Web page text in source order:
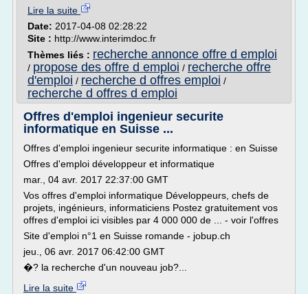
Lire la suite
Date: 2017-04-08 02:28:22
Site : http://www.interimdoc.fr
Thèmes liés : recherche annonce offre d emploi
/ propose des offre d emploi / recherche offre
d'emploi / recherche d offres emploi /
recherche d offres d emploi
Offres d'emploi ingenieur securite
informatique en Suisse ...
Offres d'emploi ingenieur securite informatique : en Suisse
Offres d'emploi développeur et informatique
mar., 04 avr. 2017 22:37:00 GMT
Vos offres d'emploi informatique Développeurs, chefs de
projets, ingénieurs, informaticiens Postez gratuitement vos
offres d'emploi ici visibles par 4 000 000 de ... - voir l'offres
Site d'emploi n°1 en Suisse romande - jobup.ch
jeu., 06 avr. 2017 06:42:00 GMT
�? la recherche d'un nouveau job?...
Lire la suite